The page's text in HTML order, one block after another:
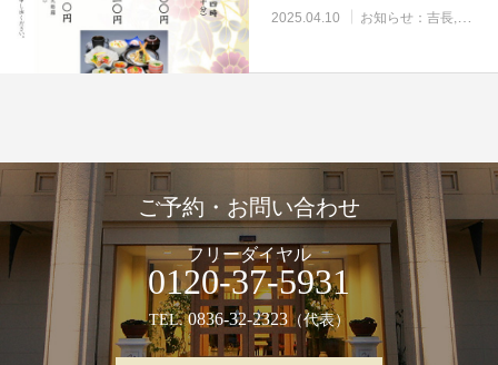
2025.04.10 お知らせ：吉長 フェ
ご予約・お問い合わせ
フリーダイヤル
0120-37-5931
TEL.0836-32-2323（代表）